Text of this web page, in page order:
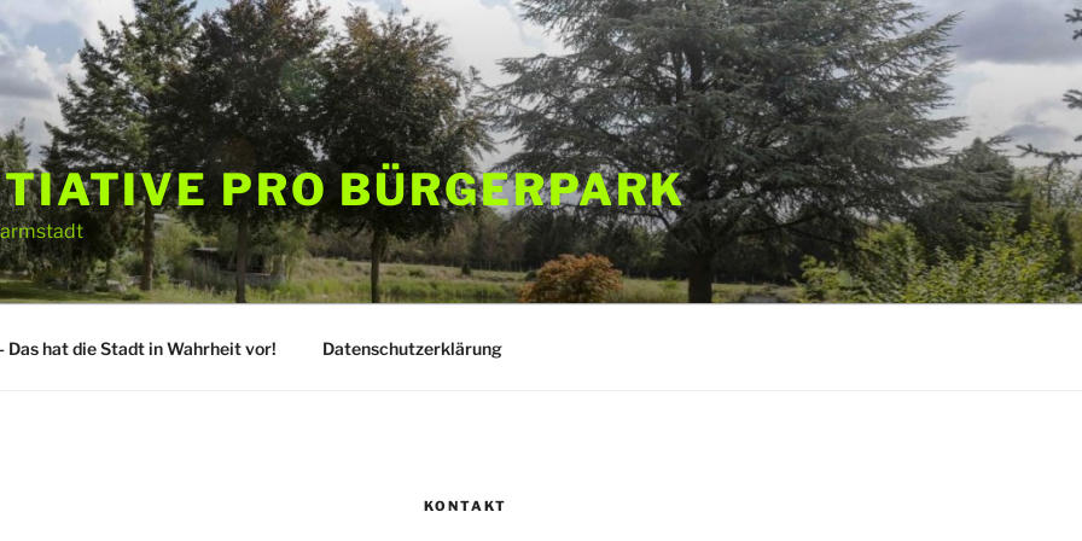
PRO BÜRGERPARK
Das hat die Stadt in Wahrheit vor! Datenschutzerklärung
KONTAKT